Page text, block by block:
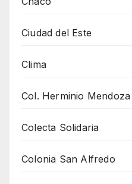
Ciudad del Este
Clima
Col. Herminio Mendoza
Colecta Solidaria
Colonia San Alfredo